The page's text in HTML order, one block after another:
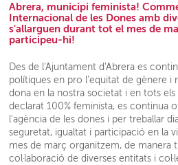
Abrera, municipi feminista!
Internacional de les Dones amb
s'allarguen durant tot el mes de
participeu-hi!
Des de l'Ajuntament d'Abrera es
polítiques en pro l’equitat de gènere i
dona en la nostra societat i en tots
declarat 100% feminista, es continua
l'agència de les dones i per treballar
seguretat, igualtat i participació en la
mes de març organitzem, de manera
col·laboració de diverses entitats i